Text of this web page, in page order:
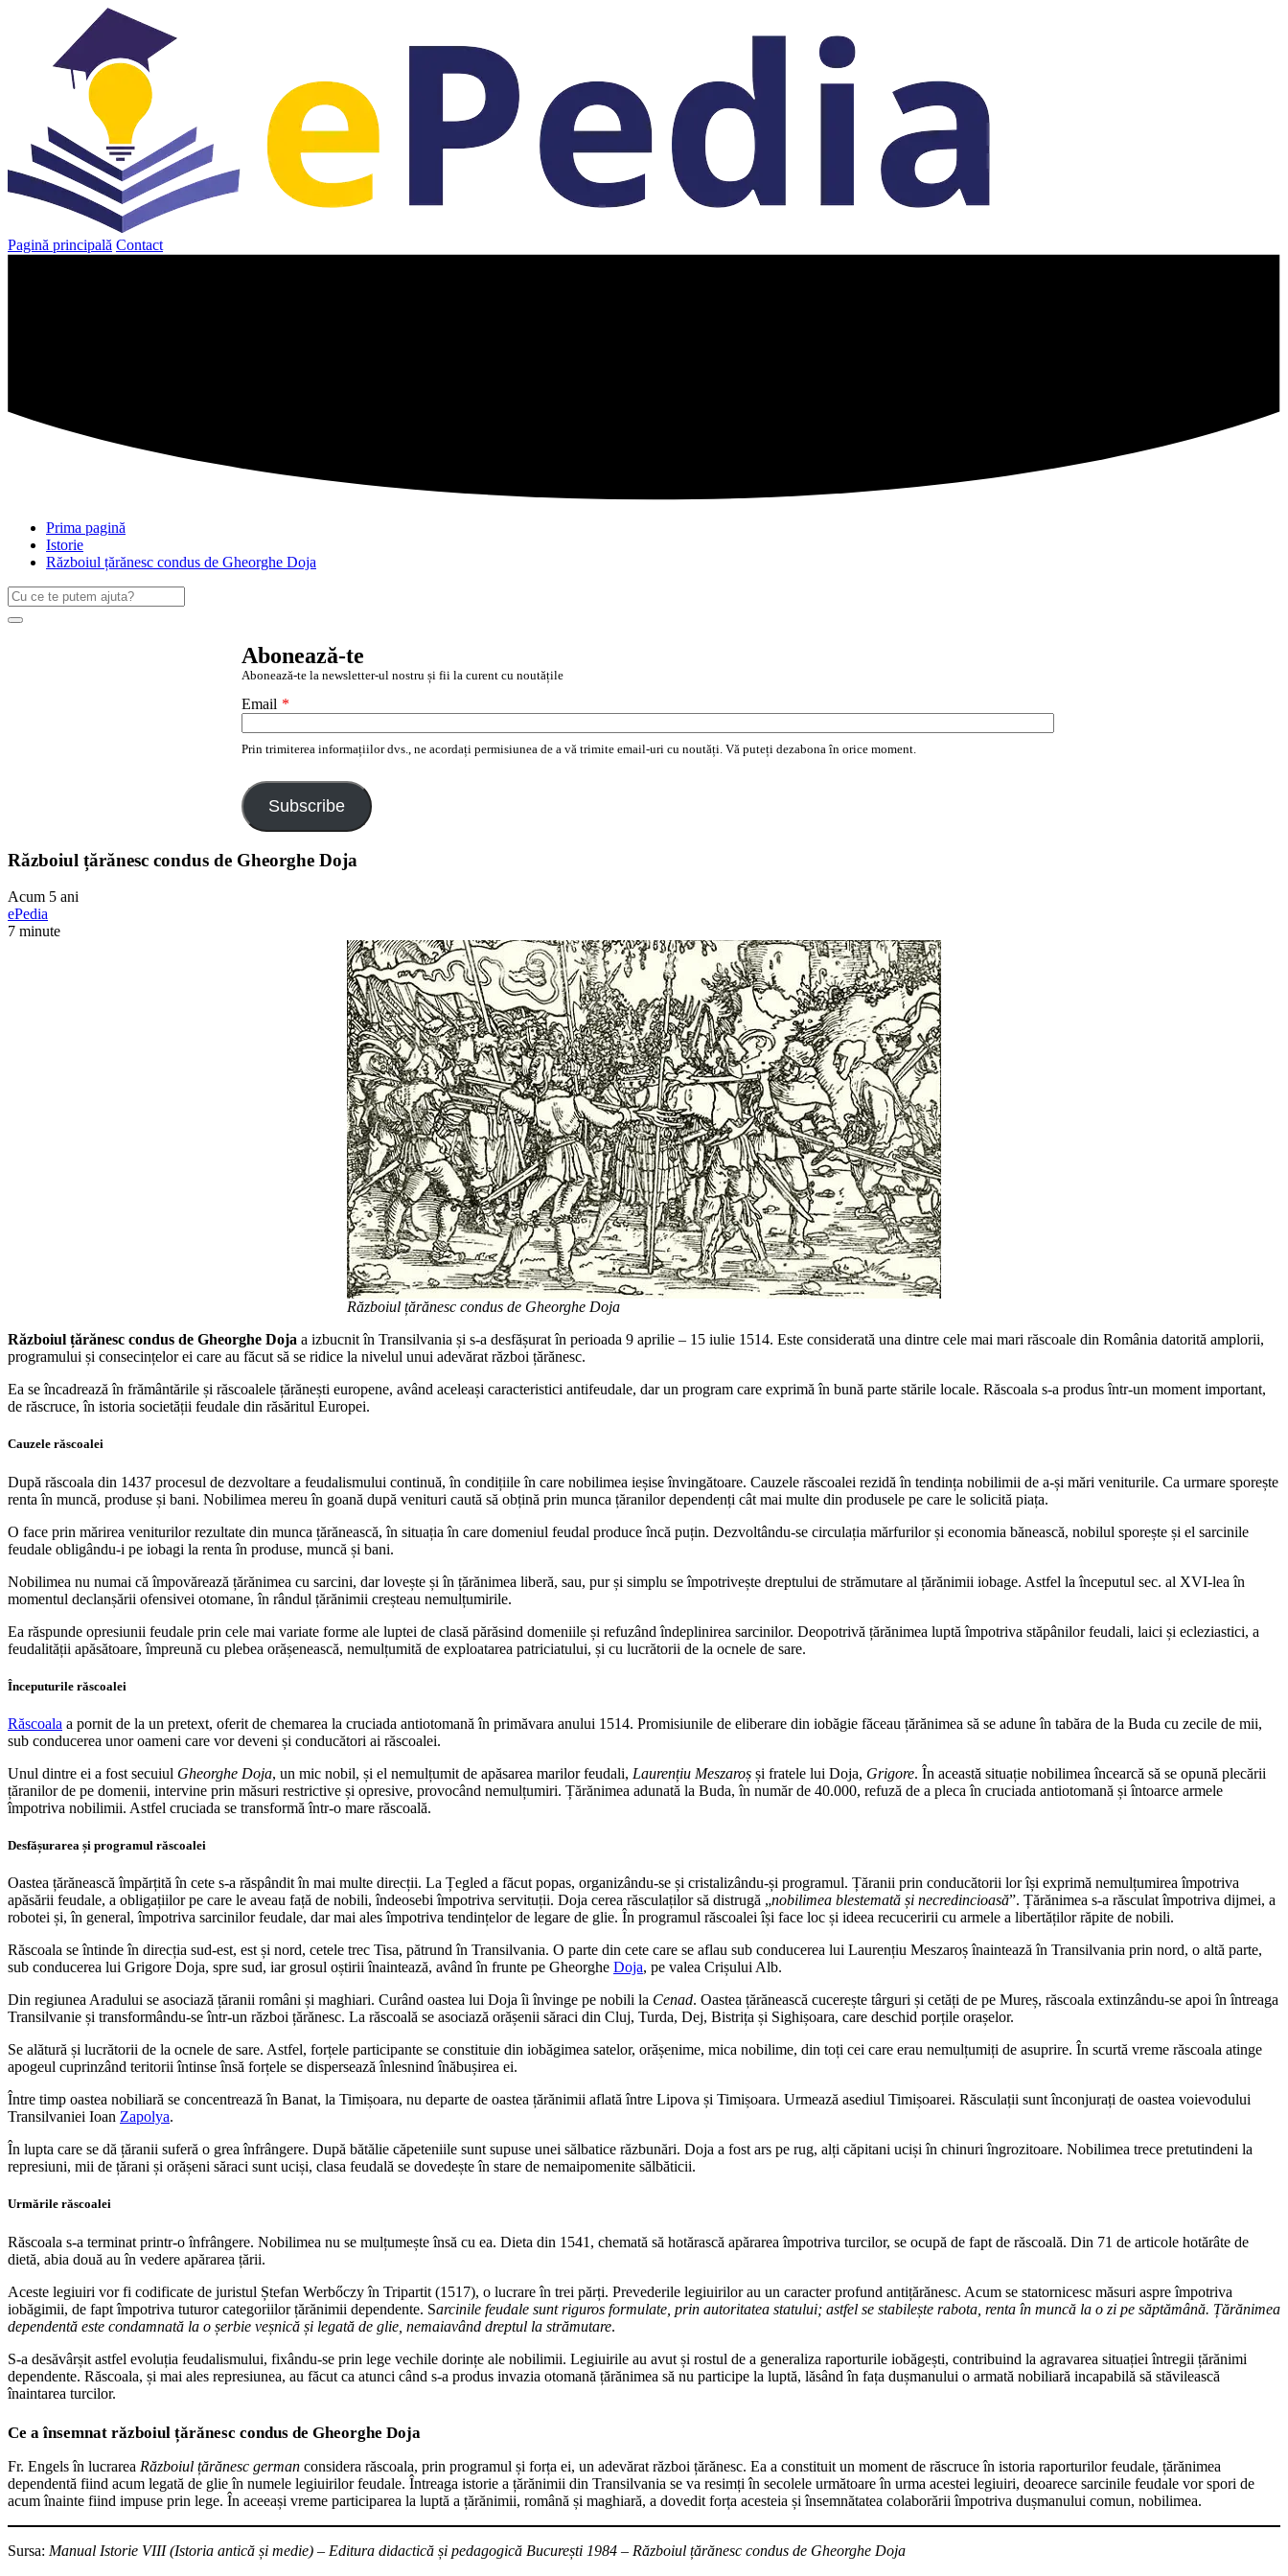
Pagină principală Contact
Prima pagină
Istorie
Războiul țărănesc condus de Gheorghe Doja
Caută
după:
Search
Abonează-te
Abonează-te la newsletter-ul nostru și fii la curent cu noutățile
Email *
Prin trimiterea informațiilor dvs., ne acordați permisiunea de a vă trimite email-uri cu noutăți. Vă puteți dezabona în orice moment.
Subscribe
Războiul țărănesc condus de Gheorghe Doja
Acum 5 ani
ePedia
7 minute
Războiul țărănesc condus de Gheorghe Doja
Războiul țărănesc condus de Gheorghe Doja a izbucnit în Transilvania și s-a desfășurat în perioada 9 aprilie – 15 iulie 1514. Este considerată una dintre cele mai mari răscoale din România datorită amplorii,
programului și consecințelor ei care au făcut să se ridice la nivelul unui adevărat război țărănesc.
Ea se încadrează în frământările și răscoalele țărănești europene, având aceleași caracteristici antifeudale, dar un program care exprimă în bună parte stările locale. Răscoala s-a produs într-un moment important,
de răscruce, în istoria societății feudale din răsăritul Europei.
Cauzele răscoalei
După răscoala din 1437 procesul de dezvoltare a feudalismului continuă, în condițiile în care nobilimea ieșise învingătoare. Cauzele răscoalei rezidă în tendința nobilimii de a-și mări veniturile. Ca urmare sporește
renta în muncă, produse și bani. Nobilimea mereu în goană după venituri caută să obțină prin munca țăranilor dependenți cât mai multe din produsele pe care le solicită piața.
O face prin mărirea veniturilor rezultate din munca țărănească, în situația în care domeniul feudal produce încă puțin. Dezvoltându-se circulația mărfurilor și economia bănească, nobilul sporește și el sarcinile
feudale obligându-i pe iobagi la renta în produse, muncă și bani.
Nobilimea nu numai că împovărează țărănimea cu sarcini, dar lovește și în țărănimea liberă, sau, pur și simplu se împotrivește dreptului de strămutare al țărănimii iobage. Astfel la începutul sec. al XVI-lea în
momentul declanșării ofensivei otomane, în rândul țărănimii creșteau nemulțumirile.
Ea răspunde opresiunii feudale prin cele mai variate forme ale luptei de clasă părăsind domeniile și refuzând îndeplinirea sarcinilor. Deopotrivă țărănimea luptă împotriva stăpânilor feudali, laici și ecleziastici, a
feudalității apăsătoare, împreună cu plebea orășenească, nemulțumită de exploatarea patriciatului, și cu lucrătorii de la ocnele de sare.
Începuturile răscoalei
Răscoala a pornit de la un pretext, oferit de chemarea la cruciada antiotomană în primăvara anului 1514. Promisiunile de eliberare din iobăgie făceau țărănimea să se adune în tabăra de la Buda cu zecile de mii,
sub conducerea unor oameni care vor deveni și conducători ai răscoalei.
Unul dintre ei a fost secuiul Gheorghe Doja, un mic nobil, și el nemulțumit de apăsarea marilor feudali, Laurențiu Meszaroș și fratele lui Doja, Grigore. În această situație nobilimea încearcă să se opună plecării
țăranilor de pe domenii, intervine prin măsuri restrictive și opresive, provocând nemulțumiri. Țărănimea adunată la Buda, în număr de 40.000, refuză de a pleca în cruciada antiotomană și întoarce armele
împotriva nobilimii. Astfel cruciada se transformă într-o mare răscoală.
Desfășurarea și programul răscoalei
Oastea țărănească împărțită în cete s-a răspândit în mai multe direcții. La Țegled a făcut popas, organizându-se și cristalizându-și programul. Țăranii prin conducătorii lor își exprimă nemulțumirea împotriva
apăsării feudale, a obligațiilor pe care le aveau față de nobili, îndeosebi împotriva servituții. Doja cerea răsculaților să distrugă „nobilimea blestemată și necredincioasă”. Țărănimea s-a răsculat împotriva dijmei, a
robotei și, în general, împotriva sarcinilor feudale, dar mai ales împotriva tendințelor de legare de glie. În programul răscoalei își face loc și ideea recuceririi cu armele a libertăților răpite de nobili.
Răscoala se întinde în direcția sud-est, est și nord, cetele trec Tisa, pătrund în Transilvania. O parte din cete care se aflau sub conducerea lui Laurențiu Meszaroș înaintează în Transilvania prin nord, o altă parte,
sub conducerea lui Grigore Doja, spre sud, iar grosul oștirii înaintează, având în frunte pe Gheorghe Doja, pe valea Crișului Alb.
Din regiunea Aradului se asociază țăranii români și maghiari. Curând oastea lui Doja îi învinge pe nobili la Cenad. Oastea țărănească cucerește târguri și cetăți de pe Mureș, răscoala extinzându-se apoi în întreaga
Transilvanie și transformându-se într-un război țărănesc. La răscoală se asociază orășenii săraci din Cluj, Turda, Dej, Bistrița și Sighișoara, care deschid porțile orașelor.
Se alătură și lucrătorii de la ocnele de sare. Astfel, forțele participante se constituie din iobăgimea satelor, orășenime, mica nobilime, din toți cei care erau nemulțumiți de asuprire. În scurtă vreme răscoala atinge
apogeul cuprinzând teritorii întinse însă forțele se dispersează înlesnind înăbușirea ei.
Între timp oastea nobiliară se concentrează în Banat, la Timișoara, nu departe de oastea țărănimii aflată între Lipova și Timișoara. Urmează asediul Timișoarei. Răsculații sunt înconjurați de oastea voievodului
Transilvaniei Ioan Zapolya.
În lupta care se dă țăranii suferă o grea înfrângere. După bătălie căpeteniile sunt supuse unei sălbatice răzbunări. Doja a fost ars pe rug, alți căpitani uciși în chinuri îngrozitoare. Nobilimea trece pretutindeni la
represiuni, mii de țărani și orășeni săraci sunt uciși, clasa feudală se dovedește în stare de nemaipomenite sălbăticii.
Urmările răscoalei
Răscoala s-a terminat printr-o înfrângere. Nobilimea nu se mulțumește însă cu ea. Dieta din 1541, chemată să hotărască apărarea împotriva turcilor, se ocupă de fapt de răscoală. Din 71 de articole hotărâte de
dietă, abia două au în vedere apărarea țării.
Aceste legiuiri vor fi codificate de juristul Ștefan Werbőczy în Tripartit (1517), o lucrare în trei părți. Prevederile legiuirilor au un caracter profund antițărănesc. Acum se statornicesc măsuri aspre împotriva
iobăgimii, de fapt împotriva tuturor categoriilor țărănimii dependente. Sarcinile feudale sunt riguros formulate, prin autoritatea statului; astfel se stabilește rabota, renta în muncă la o zi pe săptămână. Țărănimea
dependentă este condamnată la o șerbie veșnică și legată de glie, nemaiavând dreptul la strămutare.
S-a desăvârșit astfel evoluția feudalismului, fixându-se prin lege vechile dorințe ale nobilimii. Legiuirile au avut și rostul de a generaliza raporturile iobăgești, contribuind la agravarea situației întregii țărănimi
dependente. Răscoala, și mai ales represiunea, au făcut ca atunci când s-a produs invazia otomană țărănimea să nu participe la luptă, lăsând în fața dușmanului o armată nobiliară incapabilă să stăvilească
înaintarea turcilor.
Ce a însemnat războiul țărănesc condus de Gheorghe Doja
Fr. Engels în lucrarea Războiul țărănesc german considera răscoala, prin programul și forța ei, un adevărat război țărănesc. Ea a constituit un moment de răscruce în istoria raporturilor feudale, țărănimea
dependentă fiind acum legată de glie în numele legiuirilor feudale. Întreaga istorie a țărănimii din Transilvania se va resimți în secolele următoare în urma acestei legiuiri, deoarece sarcinile feudale vor spori de
acum înainte fiind impuse prin lege. În aceeași vreme participarea la luptă a țărănimii, română și maghiară, a dovedit forța acesteia și însemnătatea colaborării împotriva dușmanului comun, nobilimea.
Sursa: Manual Istorie VIII (Istoria antică și medie) – Editura didactică și pedagogică București 1984 – Războiul țărănesc condus de Gheorghe Doja